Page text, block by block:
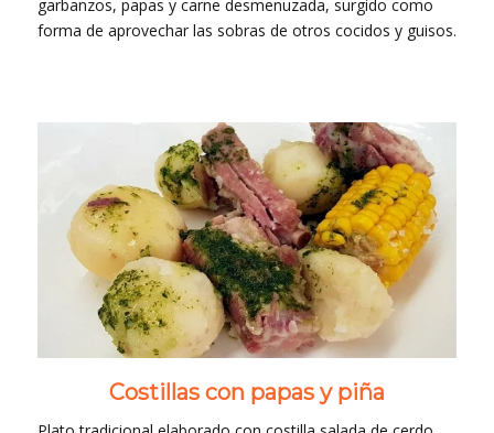
garbanzos, papas y carne desmenuzada, surgido como
forma de aprovechar las sobras de otros cocidos y guisos.
Costillas con papas y piña